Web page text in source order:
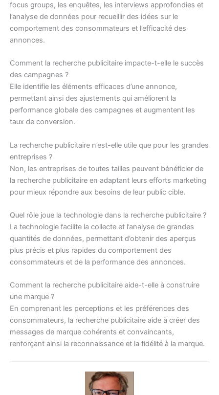
focus groups, les enquêtes, les interviews approfondies et
l’analyse de données pour recueillir des idées sur le
comportement des consommateurs et l’efficacité des
annonces.
Comment la recherche publicitaire impacte-t-elle le succès
des campagnes ?
Elle identifie les éléments efficaces d’une annonce,
permettant ainsi des ajustements qui améliorent la
performance globale des campagnes et augmentent les
taux de conversion.
La recherche publicitaire n’est-elle utile que pour les grandes
entreprises ?
Non, les entreprises de toutes tailles peuvent bénéficier de
la recherche publicitaire en adaptant leurs efforts marketing
pour mieux répondre aux besoins de leur public cible.
Quel rôle joue la technologie dans la recherche publicitaire ?
La technologie facilite la collecte et l’analyse de grandes
quantités de données, permettant d’obtenir des aperçus
plus précis et plus rapides du comportement des
consommateurs et de la performance des annonces.
Comment la recherche publicitaire aide-t-elle à construire
une marque ?
En comprenant les perceptions et les préférences des
consommateurs, la recherche publicitaire aide à créer des
messages de marque cohérents et convaincants,
renforçant ainsi la reconnaissance et la fidélité à la marque.